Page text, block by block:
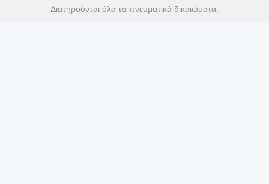
Διατηρούνται όλα τα πνευματικά δικαιώματα.